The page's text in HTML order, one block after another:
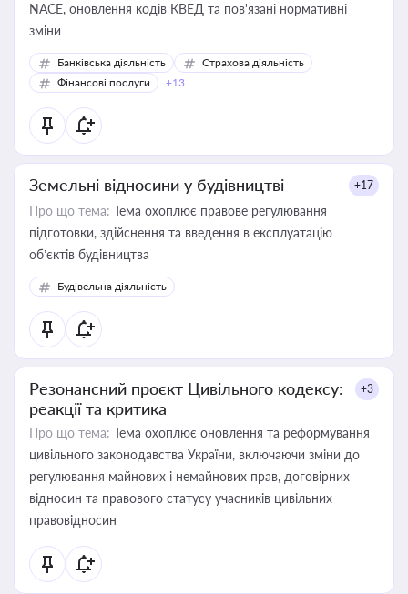
NACE, оновлення кодів КВЕД та пов'язані нормативні
зміни
Банківська діяльність
Страхова діяльність
Фінансові послуги
+13
Земельні відносини у будівництві +17
Про що тема: Тема охоплює правове регулювання
підготовки, здійснення та введення в експлуатацію
об’єктів будівництва
Будівельна діяльність
Резонансний проєкт Цивільного кодексу:
реакції та критика
+3
Про що тема: Тема охоплює оновлення та реформування
цивільного законодавства України, включаючи зміни до
регулювання майнових і немайнових прав, договірних
відносин та правового статусу учасників цивільних
правовідносин